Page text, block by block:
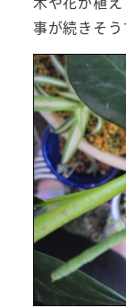
事が続きそう